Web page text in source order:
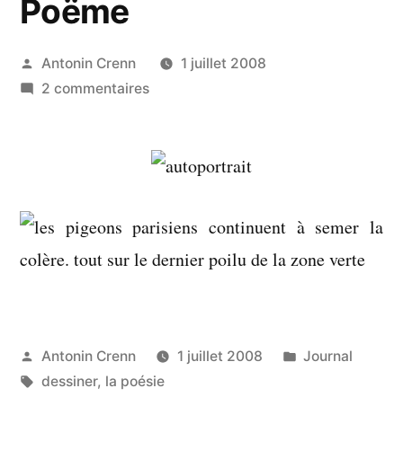
Poëme
Publié
par
Antonin Crenn
1 juillet 2008
2 commentairessur
Publié
par
Antonin Crenn 1 juillet 2008
Publié
Journal
Étiquettes :
dessiner, la poésie